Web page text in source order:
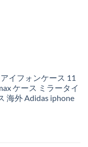
イフォンケース 11
ケース ミラータイ
海外 Adidas iphone